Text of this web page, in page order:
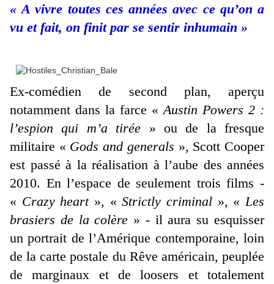
« A vivre toutes ces années avec ce qu’on a
vu et fait, on finit par se sentir inhumain »
Ex-comédien de second plan, aperçu
notamment dans la farce « Austin Powers 2 :
l’espion qui m’a tirée » ou de la fresque
militaire « Gods and generals », Scott Cooper
est passé à la réalisation à l’aube des années
2010. En l’espace de seulement trois films -
« Crazy heart», «Strictly criminal », « Les
brasiers de la colère » - il aura su esquisser
un portrait de l’Amérique contemporaine, loin
de la carte postale du Rêve américain, peuplée
de marginaux et de loosers et totalement